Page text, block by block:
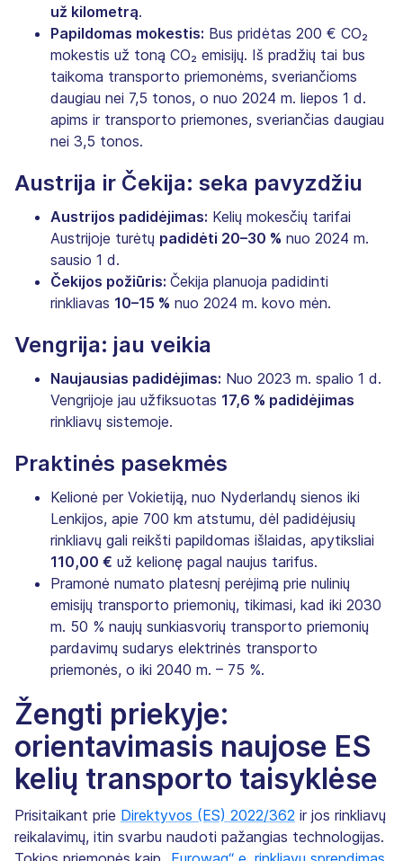
už kilometrą.
Papildomas mokestis: Bus pridėtas 200 € CO₂
mokestis už toną CO₂ emisijų. Iš pradžių tai bus
taikoma transporto priemonėms, sveriančioms
daugiau nei 7,5 tonos, o nuo 2024 m. liepos 1 d.
apims ir transporto priemones, sveriančias daugiau
nei 3,5 tonos.
Austrija ir Čekija: seka pavyzdžiu
Austrijos padidėjimas: Kelių mokesčių tarifai
Austrijoje turėtų padidėti 20–30 % nuo 2024 m.
sausio 1 d.
Čekijos požiūris: Čekija planuoja padidinti
rinkliavas 10–15 % nuo 2024 m. kovo mėn.
Vengrija: jau veikia
Naujausias padidėjimas: Nuo 2023 m. spalio 1 d.
Vengrijoje jau užfiksuotas 17,6 % padidėjimas
rinkliavų sistemoje.
Praktinės pasekmės
Kelionė per Vokietiją, nuo Nyderlandų sienos iki
Lenkijos, apie 700 km atstumu, dėl padidėjusių
rinkliavų gali reikšti papildomas išlaidas, apytiksliai
110,00 € už kelionę pagal naujus tarifus.
Pramonė numato platesnį perėjimą prie nulinių
emisijų transporto priemonių, tikimasi, kad iki 2030
m. 50 % naujų sunkiasvorių transporto priemonių
pardavimų sudarys elektrinės transporto
priemonės, o iki 2040 m. – 75 %.
Žengti priekyje:
orientavimasis naujose ES
kelių transporto taisyklėse
Prisitaikant prie Direktyvos (ES) 2022/362 ir jos rinkliavų
reikalavimų, itin svarbu naudoti pažangias technologijas.